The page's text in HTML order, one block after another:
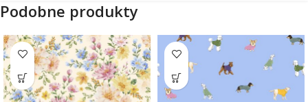
Podobne produkty